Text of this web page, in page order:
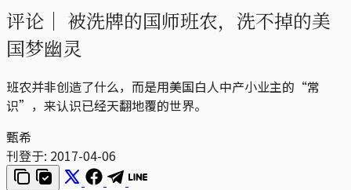
评论｜ 被洗牌的国师班农，洗不掉的美
国梦幽灵
班农并非创造了什么，而是用美国白人中产小业主的“常
识”，来认识已经天翻地覆的世界。
甄希
刊登于: 2017-04-06